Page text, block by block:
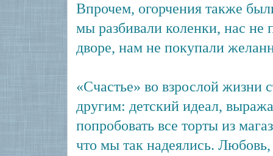
Впрочем, огорчения также
мы разбивали коленки, нас не
дворе, нам не покупали
«Счастье» во взрослой жизни
другим: детский идеал,
попробовать все торты из
что мы так надеялись. Любовь,